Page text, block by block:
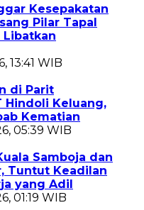
Kesepakatan
Pilar Tapal
Libatkan
13:41 WIB
di Parit
Hindoli Keluang,
Kematian
05:39 WIB
Samboja dan
Tuntut Keadilan
yang Adil
01:19 WIB